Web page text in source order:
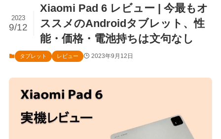
Xiaomi Pad 6 レビュー | 今最もオ
ススメのAndroidタブレット、性
能・価格・電池持ちは文句なし
2023
9/12
タブレット レビュー 2023年9月12日